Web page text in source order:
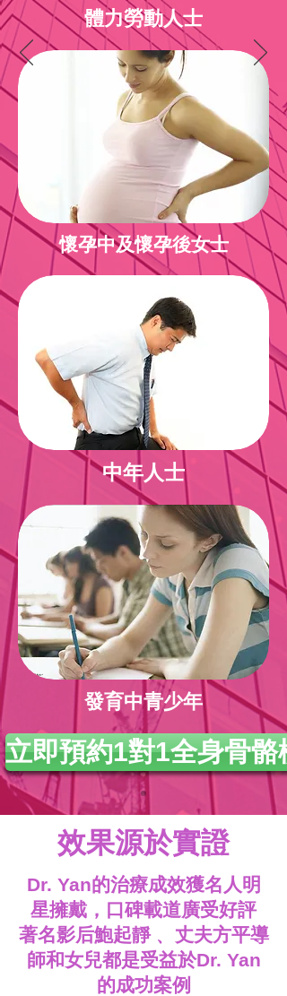
體力勞動人士
​懷孕中及懷孕後女士
中年人士
發育中青少年
立即預約1對1全身骨骼
效果源於實證
Dr. Yan的治療成效獲名人明
星擁戴，口碑載道廣受好評
​著名影后鮑起靜﹑ 丈夫方平導
師和女兒都是受益於Dr. Yan
的成功案例